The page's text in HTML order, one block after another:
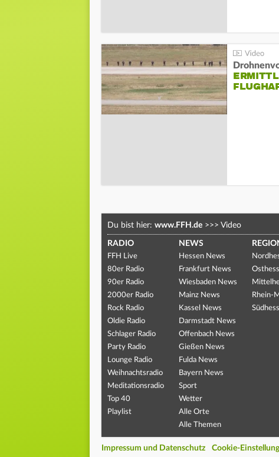
Du bist hier: www.FFH.de >>> Video
RADIO
FFH Live
80er Radio
90er Radio
2000er Radio
Rock Radio
Oldie Radio
Schlager Radio
Party Radio
Lounge Radio
Weihnachtsradio
Meditationsradio
Top 40
Playlist
NEWS
Hessen News
Frankfurt News
Wiesbaden News
Mainz News
Kassel News
Darmstadt News
Offenbach News
Gießen News
Fulda News
Bayern News
Sport
Wetter
Alle Orte
Alle Themen
Rhein-
Impressum und Datenschutz Cookie-